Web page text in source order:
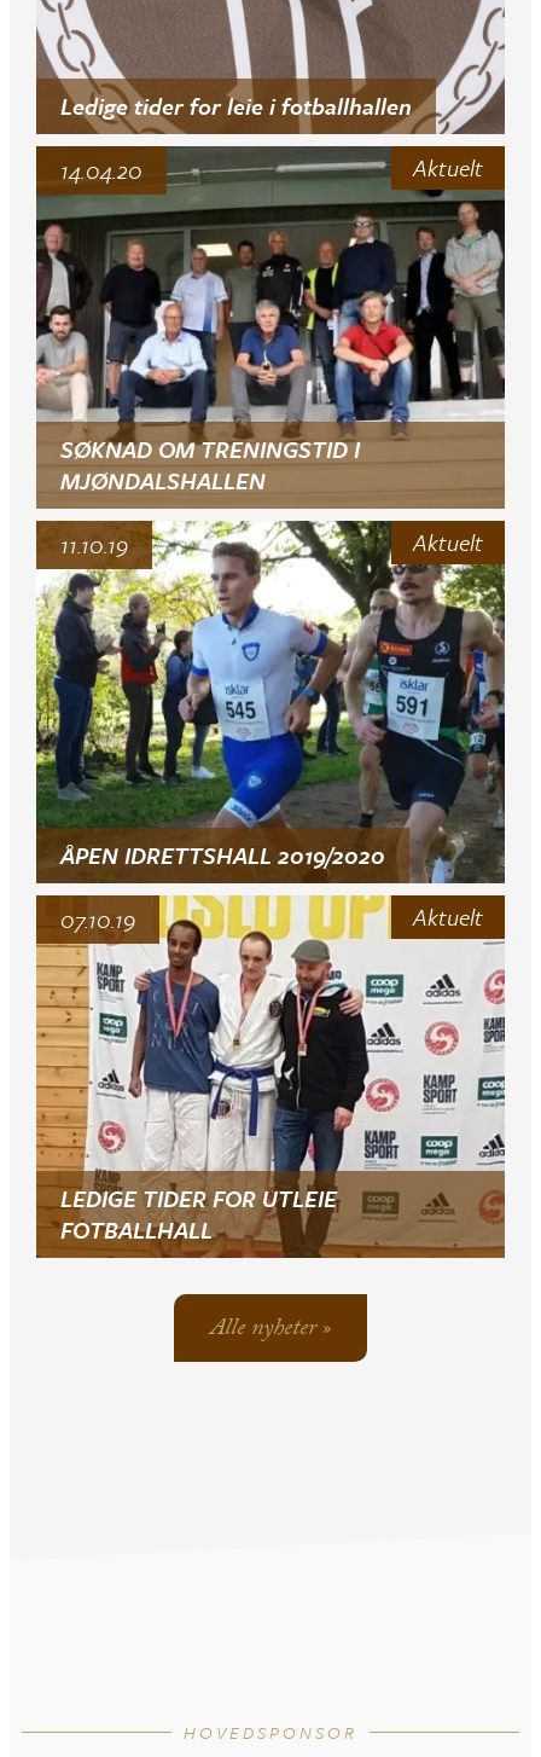
Ledige tider for leie i fotballhallen
Aktuelt
SØKNAD OM TRENINGSTID I
MJØNDALSHALLEN
14.04.20
Aktuelt
ÅPEN IDRETTSHALL 2019/2020
11.10.19
Aktuelt
LEDIGE TIDER FOR UTLEIE
FOTBALLHALL
07.10.19
Alle nyheter »
HOVEDSPONSOR